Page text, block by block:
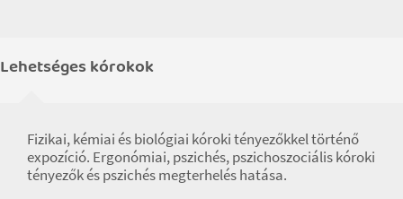
Lehetséges kórokok
Fizikai, kémiai és biológiai kóroki tényezőkkel történő
expozíció. Ergonómiai, pszichés, pszichoszociális kóroki
tényezők és pszichés megterhelés hatása.